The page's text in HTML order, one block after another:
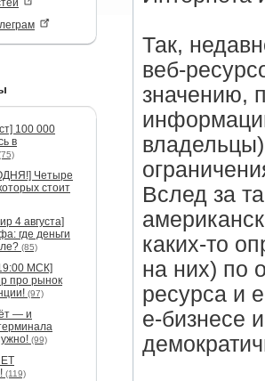
100 000
в
Четыре
стоит
4 августа]
где деньги
(85)
МСК]
про рынок
(97)
— и
(99)
(119)
Так,
веб-
значению,
Вслед за
каких-то
на них) по
ресурса и
е-бизнесе